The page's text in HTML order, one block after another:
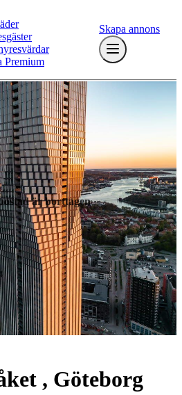
Premium
Skapa annons
är borttagen
, Göteborg